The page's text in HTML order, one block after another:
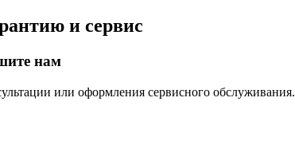
и сервис
нам
или оформления сервисного обслуживания.